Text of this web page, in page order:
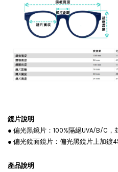
鏡片說明
● 偏光黑鏡片：100%隔絕UVA/B/C
● 偏光鏡面鏡片：偏光黑鏡片上加鍍
產品說明